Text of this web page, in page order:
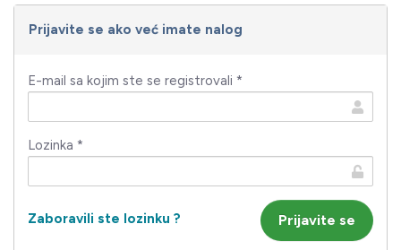
Prijavite se ako već imate nalog
E-mail sa kojim ste se registrovali *
Lozinka *
Zaboravili ste lozinku ?